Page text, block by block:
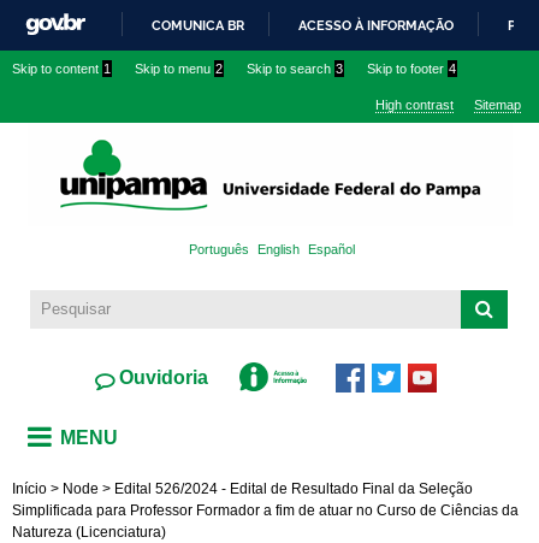
content
IR
O
COMUNICA BR ACESSO À INFORMAÇÃO
Skip to content 1 Skip to menu 2 Skip to search 3 Skip to footer 4
High contrast Sitemap
Português English Español
Ouvidoria
MENU
Início > Node > Edital 526/2024 - Edital de Resultado Final da Seleção
Simplificada para Professor Formador a fim de atuar no Curso de Ciências da
Natureza (Licenciatura)